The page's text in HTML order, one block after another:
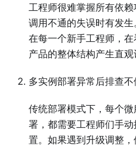
工程师很难掌握所有依
调用不通的失误时有发
在每一个新手工程师，
产品的整体结构产生直观
多实例部署异常后排查不
传统部署模式下，每个
署，都需要工程师们手
置。如果遇到升级调整